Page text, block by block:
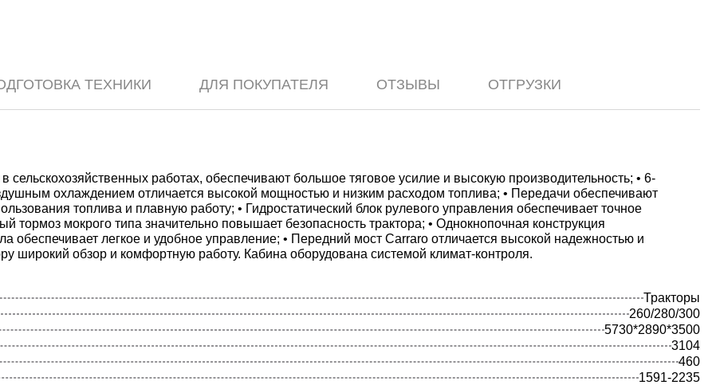
ТЕХНИКИ ДЛЯ ПОКУПАТЕЛЯ ОТЗЫВЫ ОТГРУЗКИ
работах, обеспечивают большое тяговое усилие и высокую производительность; • 6-
охлаждением отличается высокой мощностью и низким расходом топлива; • Передачи обеспечивают
топлива и плавную работу; • Гидростатический блок рулевого управления обеспечивает точное
тормоз мокрого типа значительно повышает безопасность трактора; • Однокнопочная конструкция
обеспечивает легкое и удобное управление; • Передний мост Carraro отличается высокой надежностью и
широкий обзор и комфортную работу. Кабина оборудована системой климат-контроля.
Тракторы
260/280/300
5730*2890*3500
3104
460
1591-2235